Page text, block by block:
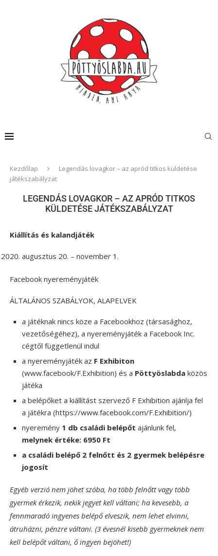
Kezdőlap
Legendás lovagkor – az apród titkos küldetése
játékszabályzat
LEGENDÁS LOVAGKOR – AZ APRÓD TITKOS
KÜLDETÉSE JÁTÉKSZABÁLYZAT
Kiállítás és kalandjáték
augusztus 20. – november 1.
Facebook nyereményjáték
ÁLTALÁNOS SZABÁLYOK, ALAPELVEK
a játéknak nincs köze a Facebookhoz (társasághoz,
vezetőségéhez), a nyereményjáték a Facebook Inc.
cégtől függetlenül indul
a nyereményjáték az F Exhibiton
(www.facebook/F.Exhibition) és a Pöttyöslabda közös
játéka
a belépőket a kiállítást szervező F Exhibition ajánlja fel
a játékra (https://www.facebook.com/F.Exhibition/)
nyeremény 1 db családi belépőt ajánlunk fel,
melynek értéke: 6950 Ft
a családi belépő 2 felnőtt és 2 gyermek belépésre
jogosít
Egyéb verzió nem jöhet szóba, ha több felnőtt vagy több
gyermek érkezik, nekik jegyet kell váltani; ha kevesebb, a
fennmaradó ingyenes belépő elveszik, nem lehet elvinni,
átruházni, pénzre váltani. (3 évesnél kisebb gyermeknek nem
kell belépőt váltani, ő ingyen bejöhet!)